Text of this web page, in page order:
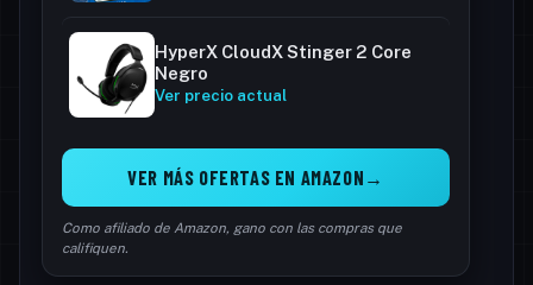
HyperX CloudX Stinger 2 Core
Negro
Ver precio actual
VER MÁS OFERTAS EN AMAZON
Como afiliado de Amazon, gano con las compras que
califiquen.